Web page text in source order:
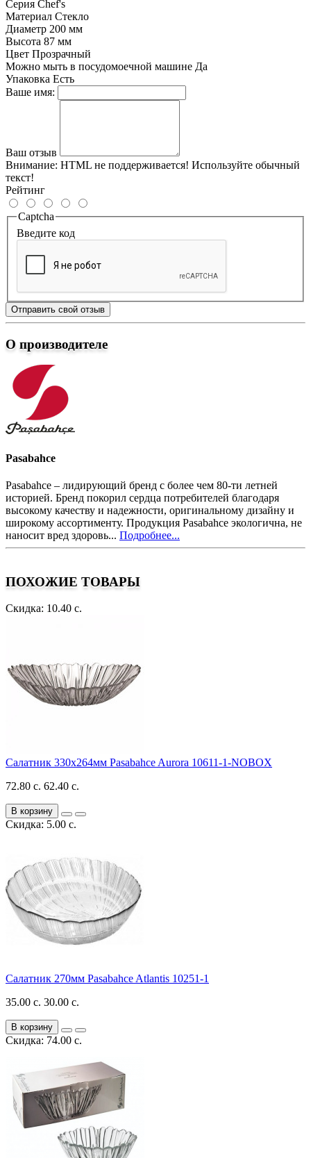
Серия Chef's
Материал Стекло
Диаметр 200 мм
Высота 87 мм
Цвет Прозрачный
Можно мыть в посудомоечной машине Да
Упаковка Есть
Ваше имя:
Ваш отзыв
Внимание: HTML не поддерживается! Используйте обычный
текст!
Рейтинг
Captcha
Введите код
Отправить свой отзыв
О производителе
Pasabahce
Pasabahce – лидирующий бренд с более чем 80-ти летней
историей. Бренд покорил сердца потребителей благодаря
высокому качеству и надежности, оригинальному дизайну и
широкому ассортименту. Продукция Pasabahce экологична, не
наносит вред здоровь... Подробнее...
ПОХОЖИЕ ТОВАРЫ
Скидка: 10.40 с.
Салатник 330x264мм Pasabahce Aurora 10611-1-NOBOX
72.80 с. 62.40 с.
В корзину
Скидка: 5.00 с.
Салатник 270мм Pasabahce Atlantis 10251-1
35.00 с. 30.00 с.
В корзину
Скидка: 74.00 с.